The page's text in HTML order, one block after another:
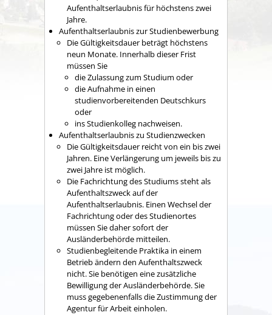
Aufenthaltserlaubnis für höchstens zwei
Jahre.
Aufenthaltserlaubnis zur Studienbewerbung
Die Gültigkeitsdauer beträgt höchstens
neun Monate. Innerhalb dieser Frist
müssen Sie
die Zulassungzum Studium oder
die Aufnahme in einen
studienvorbereitenden Deutschkurs
oder
ins Studienkolleg nachweisen.
Aufenthaltserlaubnis zu Studienzwecken
Die Gültigkeitsdauer reicht von ein bis zwei
Jahren. Eine Verlängerung um jeweils bis zu
zwei Jahre ist möglich.
Die Fachrichtung des Studiums steht als
Aufenthaltszweck auf der
Aufenthaltserlaubnis. Einen Wechsel der
Fachrichtung oder des Studienortes
müssen Sie daher sofort der
Ausländerbehörde mitteilen.
Studienbegleitende Praktika in einem
Betrieb ändern den Aufenthaltszweck
nicht. Sie benötigen eine zusätzliche
Bewilligung der Ausländerbehörde. Sie
muss gegebenenfalls die Zustimmung der
Agentur für Arbeit einholen.